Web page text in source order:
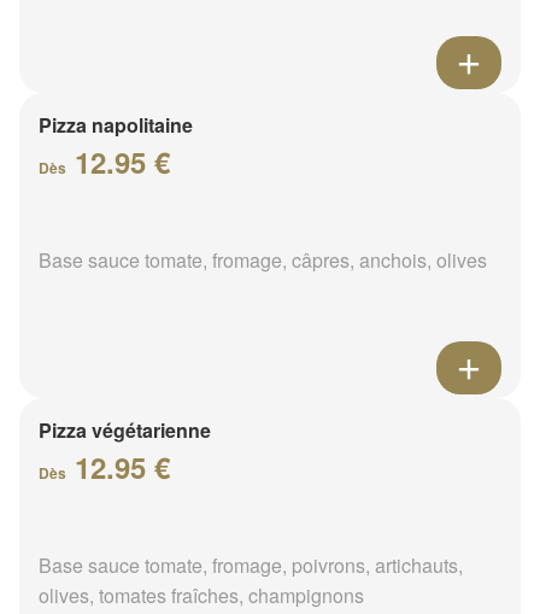
Pizza napolitaine
Dès 12.95 €
Base sauce tomate, fromage, câpres, anchois, olives
Pizza végétarienne
Dès 12.95 €
Base sauce tomate, fromage, poivrons, artichauts,
olives, tomates fraîches, champignons